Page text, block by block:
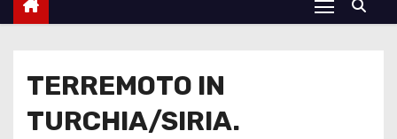
TERREMOTO IN
TURCHIA/SIRIA.